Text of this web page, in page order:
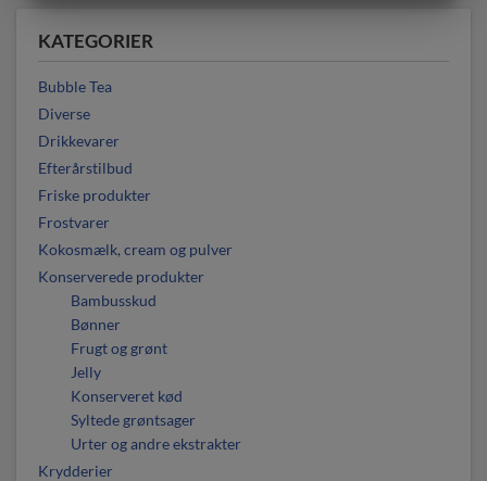
KATEGORIER
Bubble Tea
Diverse
Drikkevarer
Efterårstilbud
Friske produkter
Frostvarer
Kokosmælk, cream og pulver
Konserverede produkter
Bambusskud
Bønner
Frugt og grønt
Jelly
Konserveret kød
Syltede grøntsager
Urter og andre ekstrakter
Krydderier
MARKETING STATISTIK